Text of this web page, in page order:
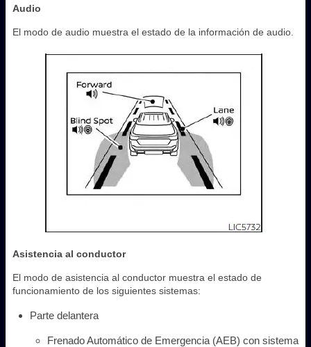
Audio
El modo de audio muestra el estado de la información de audio.
Asistencia al conductor
El modo de asistencia al conductor muestra el estado de
funcionamiento de los siguientes sistemas:
Parte delantera
Frenado Automático de Emergencia (AEB) con sistema